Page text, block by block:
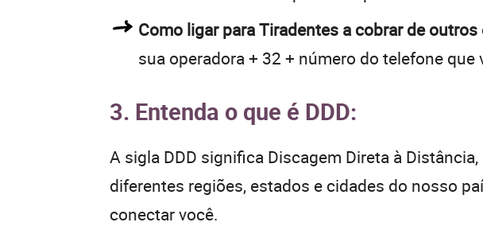
Como ligar para Tiradentes a cobrar de
sua operadora + 32 + número do telefone que
3. Entenda o que é DDD:
A sigla DDD significa Discagem Direta à
diferentes regiões, estados e cidades do nosso
conectar você.